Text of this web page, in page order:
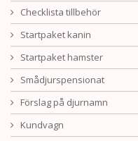
Checklista tillbehör
Startpaket kanin
Startpaket hamster
Smådjurspensionat
Förslag på djurnamn
Kundvagn